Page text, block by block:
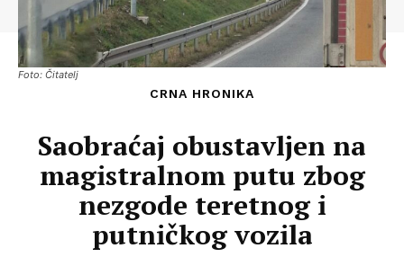
Foto: Čitatelj
CRNA HRONIKA
Saobraćaj obustavljen na
magistralnom putu zbog
nezgode teretnog i
putničkog vozila